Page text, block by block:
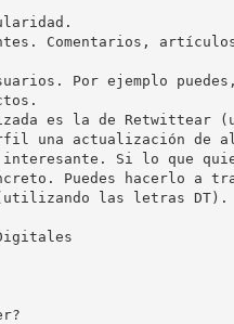
Comentarios,
Por ejemplo
es la de Retwittear
una actualización de
interesante. Si lo que
Puedes hacerlo a
(utilizando las letras DT).